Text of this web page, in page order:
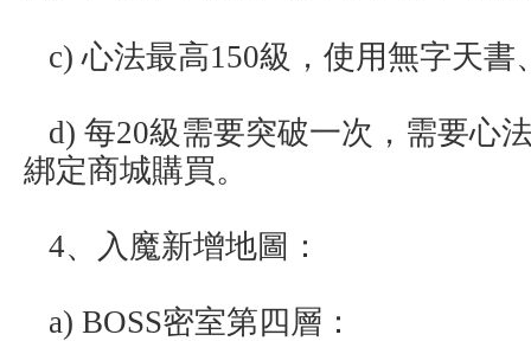
c) 心法最高150級，使用無字天書
d) 每20級需要突破一次，需要心
綁定商城購買。
4、入魔新增地圖：
a) BOSS密室第四層：